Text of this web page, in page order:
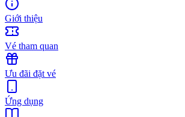
Giới thiệu
Vé tham quan
Ưu đãi đặt vé
Ứng dụng